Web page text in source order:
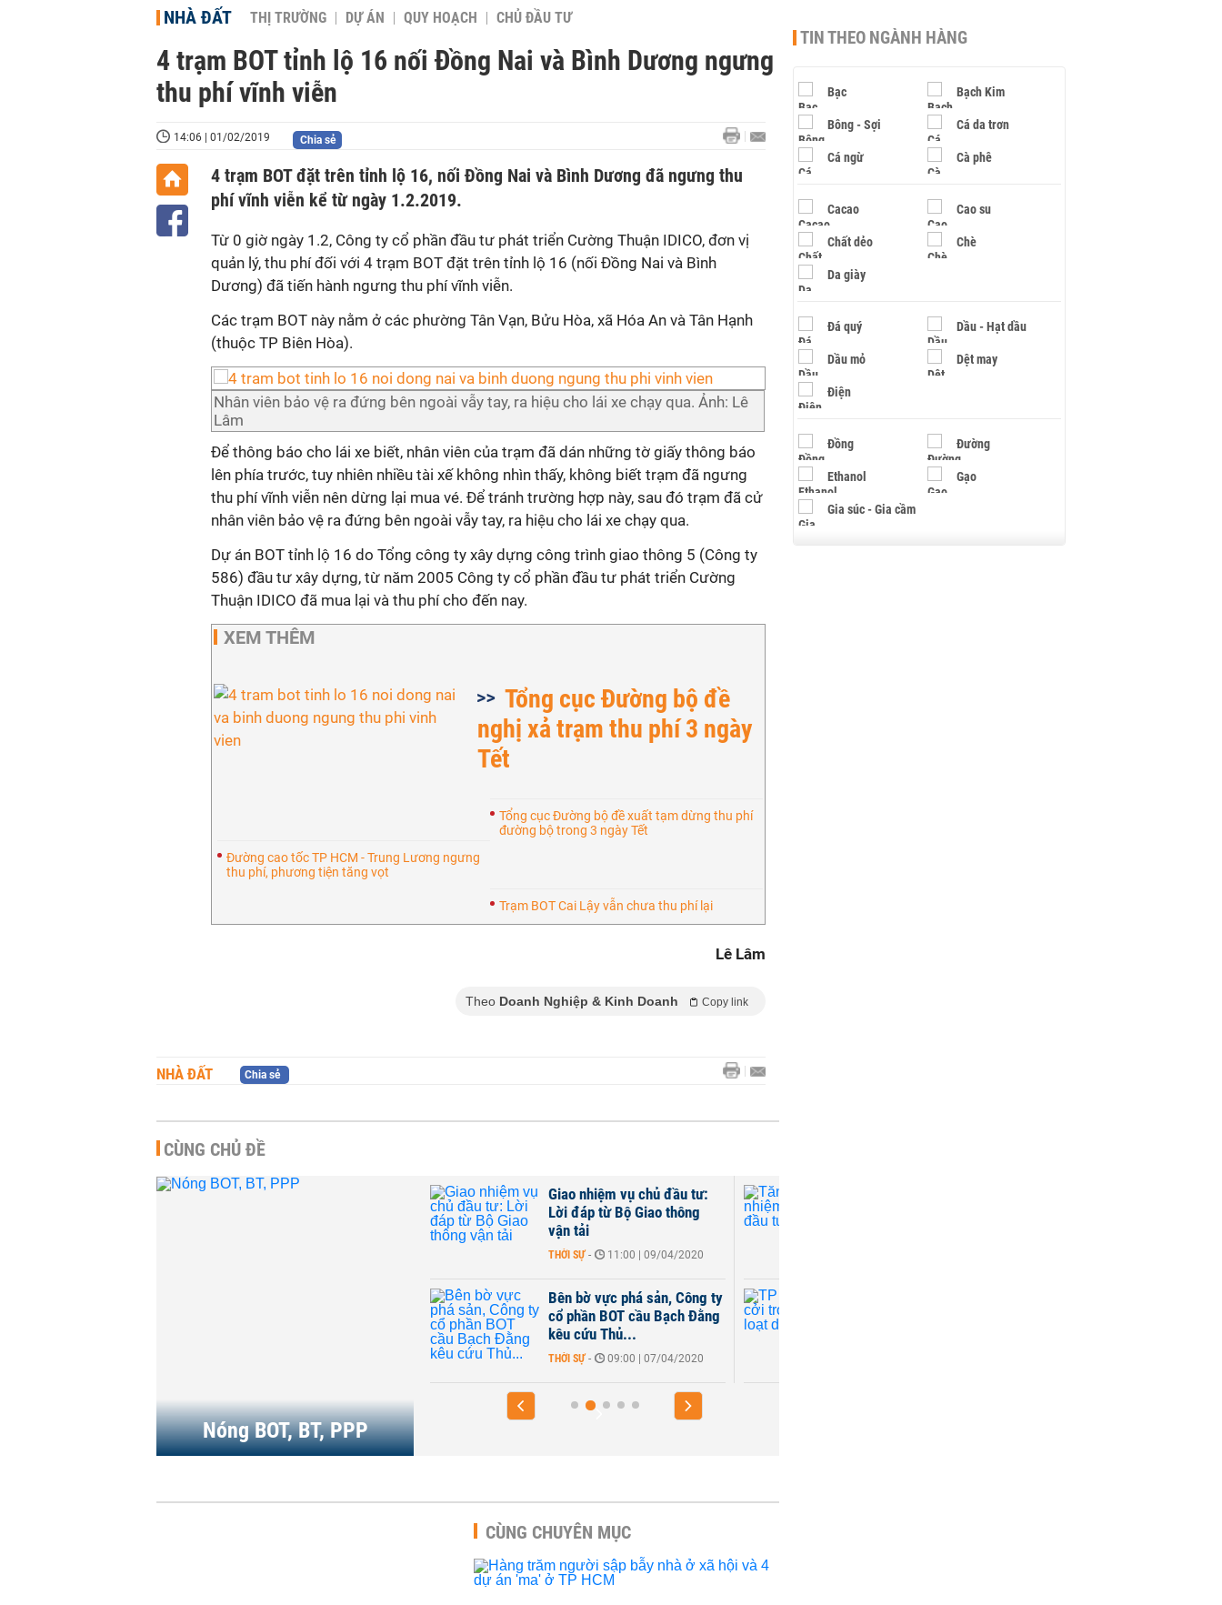
NHÀ ĐẤT THỊ TRƯỜNG DỰ ÁN QUY HOẠCH CHỦ ĐẦU TƯ
4 trạm BOT tỉnh lộ 16 nối Đồng Nai và Bình Dương ngưng
thu phí vĩnh viễn
14:06 | 01/02/2019 Chia sẻ
4 trạm BOT đặt trên tỉnh lộ 16, nối Đồng Nai và Bình Dương đã ngưng thu
phí vĩnh viễn kể từ ngày 1.2.2019.
Từ 0 giờ ngày 1.2, Công ty cổ phần đầu tư phát triển Cường Thuận IDICO, đơn vị
quản lý, thu phí đối với 4 trạm BOT đặt trên tỉnh lộ 16 (nối Đồng Nai và Bình
Dương) đã tiến hành ngưng thu phí vĩnh viễn.
Các trạm BOT này nằm ở các phường Tân Vạn, Bửu Hòa, xã Hóa An và Tân Hạnh
(thuộc TP Biên Hòa).
Nhân viên bảo vệ ra đứng bên ngoài vẫy tay, ra hiệu cho lái xe chạy qua. Ảnh: Lê
Lâm
Để thông báo cho lái xe biết, nhân viên của trạm đã dán những tờ giấy thông báo
lên phía trước, tuy nhiên nhiều tài xế không nhìn thấy, không biết trạm đã ngưng
thu phí vĩnh viễn nên dừng lại mua vé. Để tránh trường hợp này, sau đó trạm đã cử
nhân viên bảo vệ ra đứng bên ngoài vẫy tay, ra hiệu cho lái xe chạy qua.
Dự án BOT tỉnh lộ 16 do Tổng công ty xây dựng công trình giao thông 5 (Công ty
586) đầu tư xây dựng, từ năm 2005 Công ty cổ phần đầu tư phát triển Cường
Thuận IDICO đã mua lại và thu phí cho đến nay.
XEM THÊM
Tổng cục Đường bộ đề
nghị xả trạm thu phí 3 ngày
Tết
Tổng cục Đường bộ đề xuất tạm dừng thu phí
đường bộ trong 3 ngày Tết
Đường cao tốc TP HCM - Trung Lương ngưng
thu phí, phương tiện tăng vọt
Trạm BOT Cai Lậy vẫn chưa thu phí lại
Lê Lâm
Theo Doanh Nghiệp & Kinh Doanh Copy link
NHÀ ĐẤT Chia sẻ
CÙNG CHỦ ĐỀ
Nóng BOT, BT, PPP
Bộ Giao thông Vận tải chỉ
Giao nhiệm vụ chủ đầu tư:
Lời đáp từ Bộ Giao thông
vận tải
THỜI SỰ - 11:00 | 09/04/2020
Bên bờ vực phá sản, Công ty
cổ phần BOT cầu Bạch Đằng
kêu cứu Thủ...
THỜI SỰ - 09:00 | 07/04/2020
CÙNG CHUYÊN MỤC
TIN THEO NGÀNH HÀNG
Bạc Bạch Kim
Bông - Sợi Cá da trơn
Cá ngừ Cà phê
Cacao Cao su
Chất dẻo Chè
Da giày
Đá quý Dầu - Hạt dầu
Dầu mỏ Dệt may
Điện
Đồng Đường
Ethanol Gạo
Gia súc - Gia cầm